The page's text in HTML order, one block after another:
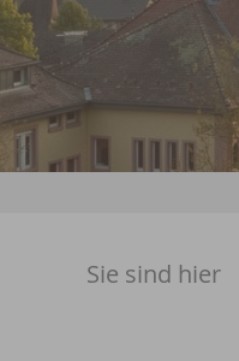
Sie sind hier